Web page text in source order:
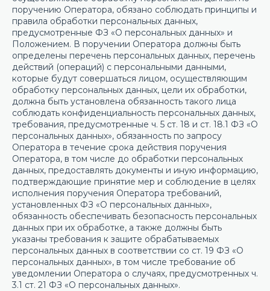
поручению Оператора, обязано соблюдать принципы и
правила обработки персональных данных,
предусмотренные ФЗ «О персональных данных» и
Положением. В поручении Оператора должны быть
определены перечень персональных данных, перечень
действий (операций) с персональными данными,
которые будут совершаться лицом, осуществляющим
обработку персональных данных, цели их обработки,
должна быть установлена обязанность такого лица
соблюдать конфиденциальность персональных данных,
требования, предусмотренные ч. 5 ст. 18 и ст. 18.1 ФЗ «О
персональных данных», обязанность по запросу
Оператора в течение срока действия поручения
Оператора, в том числе до обработки персональных
данных, предоставлять документы и иную информацию,
подтверждающие принятие мер и соблюдение в целях
исполнения поручения Оператора требований,
установленных ФЗ «О персональных данных»,
обязанность обеспечивать безопасность персональных
данных при их обработке, а также должны быть
указаны требования к защите обрабатываемых
персональных данных в соответствии со ст. 19 ФЗ «О
персональных данных», в том числе требование об
уведомлении Оператора о случаях, предусмотренных ч.
3.1 ст. 21 ФЗ «О персональных данных».